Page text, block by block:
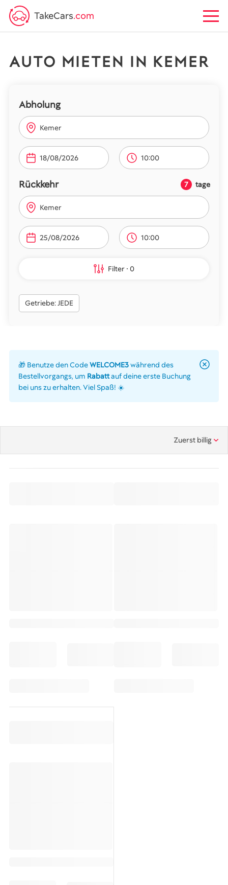
TakeCars.com
AUTO MIETEN IN KEMER
Abholung
Kemer
10:00
Rückkehr 7 tage
Kemer
10:00
Filter 0
Getriebe: JEDE
🎁 Benutze den CodeWELCOME3während des
Bestellvorgangs, um Rabattauf deine erste Buchung
bei uns zu erhalten. Viel Spaß! ☀️
Zuerst billig